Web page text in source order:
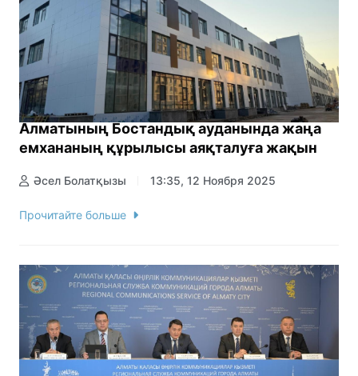
Алматының Бостандық ауданында жаңа
емхананың құрылысы аяқталуға жақын
Әсел Болатқызы 13:35, 12 Ноября 2025
Прочитайте больше